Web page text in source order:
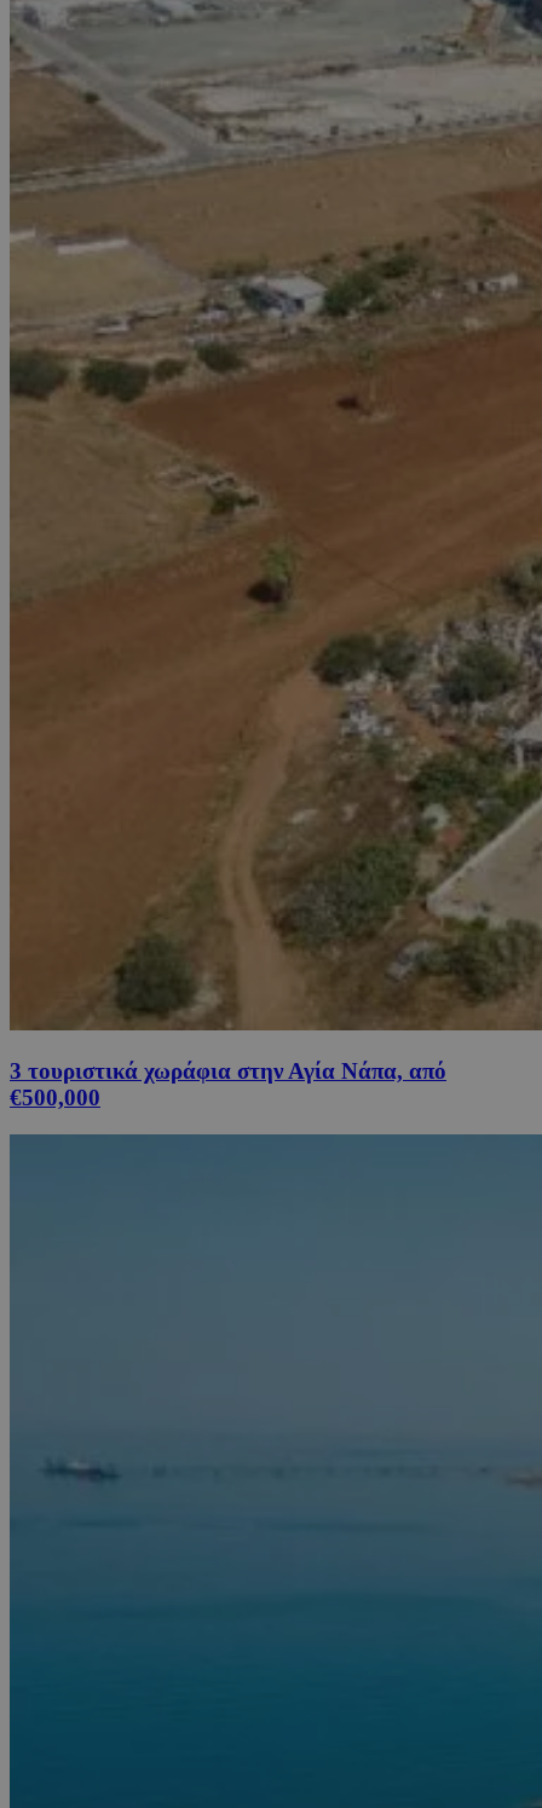
3 τουριστικά χωράφια στην Αγία Νάπα, από
€500,000